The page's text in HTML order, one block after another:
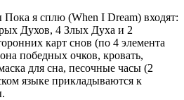
Пока я сплю (When I Dream) входят:
Духов, 4 Злых Духа и 2
карт снов (по 4 элемента
победных очков, кровать,
для сна, песочные часы (2
языке прикладываются к